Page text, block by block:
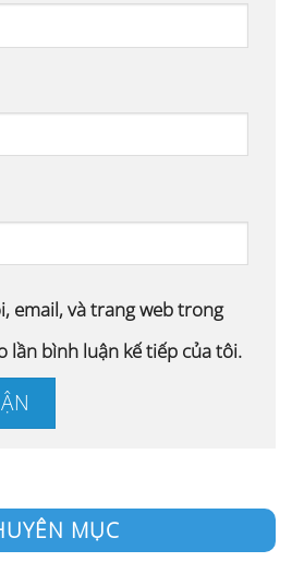
email, và trang web trong
lần bình luận kế tiếp của tôi.
MỤC